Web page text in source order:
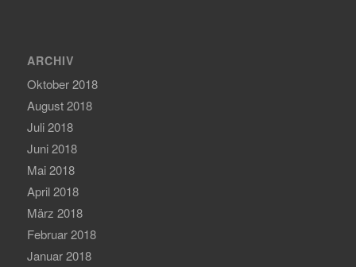
ARCHIV
Oktober 2018
August 2018
Juli 2018
Juni 2018
Mai 2018
April 2018
März 2018
Februar 2018
Januar 2018